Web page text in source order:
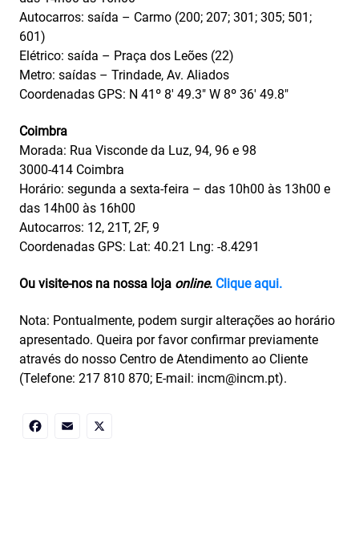
Autocarros: saída – Carmo (200; 207; 301; 305; 501;
601)
Elétrico: saída – Praça dos Leões (22)
Metro: saídas – Trindade, Av. Aliados
Coordenadas GPS: N 41º 8′ 49.3″ W 8º 36′ 49.8″
Coimbra
Morada: Rua Visconde da Luz, 94, 96 e 98
3000-414 Coimbra
Horário: segunda a sexta-feira – das 10h00 às 13h00 e
das 14h00 às 16h00
Autocarros: 12, 21T, 2F, 9
Coordenadas GPS: Lat: 40.21 Lng: -8.4291
Ou visite-nos na nossa loja online. Clique aqui.
Nota: Pontualmente, podem surgir alterações ao horário
apresentado. Queira por favor confirmar previamente
através do nosso Centro de Atendimento ao Cliente
(Telefone: 217 810 870; E-mail: incm@incm.pt).